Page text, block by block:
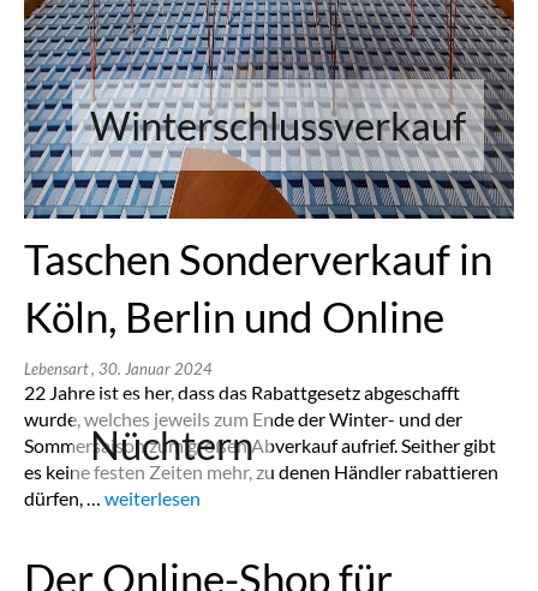
Winterschlussverkauf
Taschen Sonderverkauf in
Köln, Berlin und Online
Lebensart, 30. Januar 2024
22 Jahre ist es her, dass das Rabattgesetz abgeschafft
wurde, welches jeweils zum Ende der Winter- und der
Sommersaison zum großen Abverkauf aufrief. Seither gibt
es keine festen Zeiten mehr, zu denen Händler rabattieren
dürfen, … „Home“
weiterlesen
Nüchtern
Der Online-Shop für